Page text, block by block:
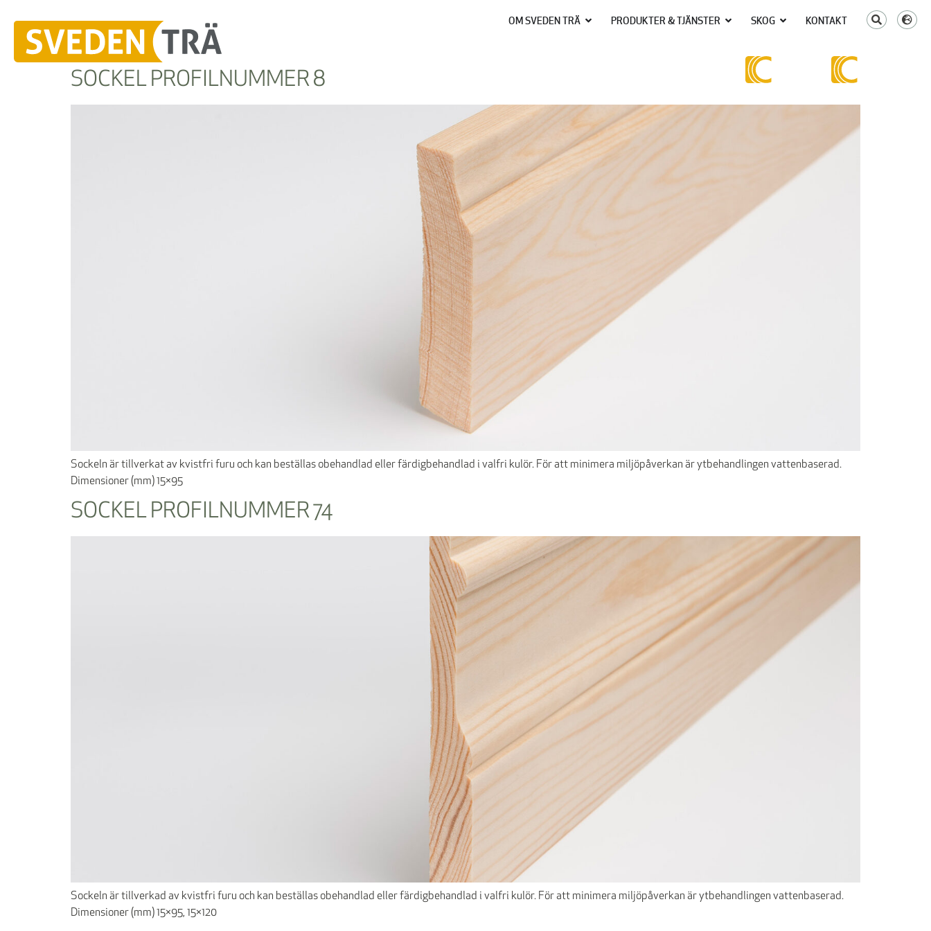
OM SVEDEN TRÄ PRODUKTER & TJÄNSTER SKOG KONTAKT
SOCKEL PROFILNUMMER 8
Sockeln är tillverkat av kvistfri furu och kan beställas obehandlad eller färdigbehandlad i valfri kulör. För att minimera miljöpåverkan är ytbehandlingen vattenbaserad.
Dimensioner (mm) 15×95
SOCKEL PROFILNUMMER 74
Sockeln är tillverkad av kvistfri furu och kan beställas obehandlad eller färdigbehandlad i valfri kulör. För att minimera miljöpåverkan är ytbehandlingen vattenbaserad.
Dimensioner (mm) 15×95, 15×120